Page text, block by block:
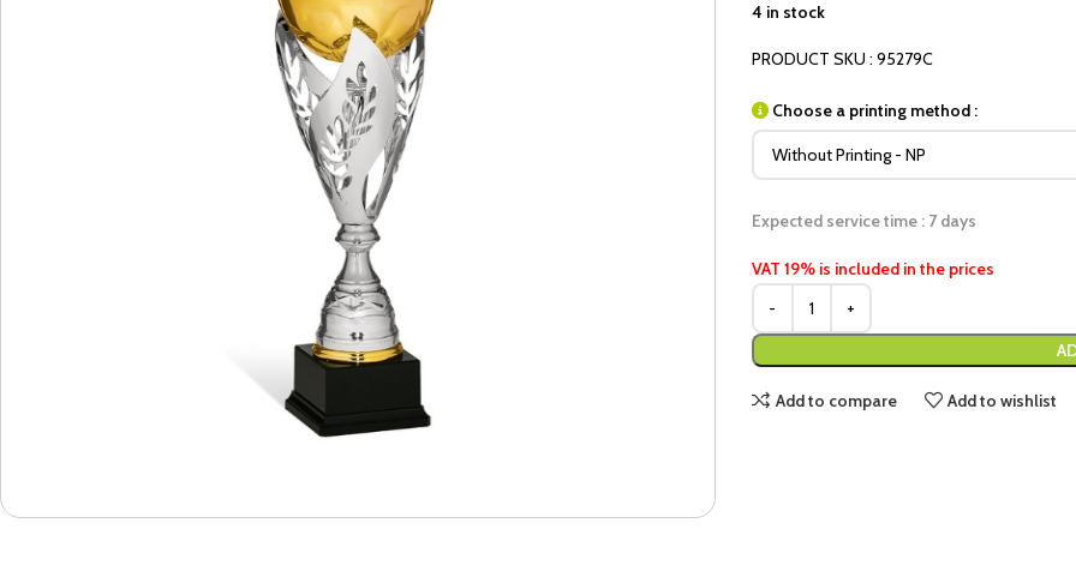
4 in stock
PRODUCT SKU : 95279C
Choose a printing method :
Expected service time : 7 days
VAT 19% is included in the prices
Add to compare Add to wishlist